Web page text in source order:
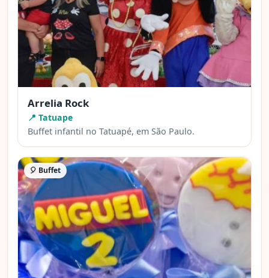
Arrelia Rock
📍 Tatuape
Buffet infantil no Tatuapé, em São Paulo.
🎈 Buffet